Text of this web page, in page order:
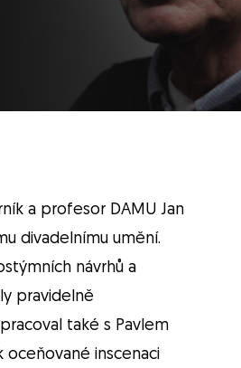
a profesor DAMU Jan
divadelnímu umění.
návrhů a
pravidelně
také s Pavlem
oceňované inscenaci